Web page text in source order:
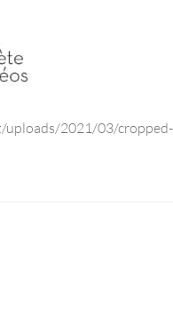
2021/03/cropped-